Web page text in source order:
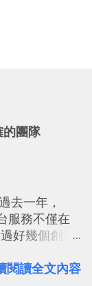
的團隊
去一年，
服務不僅在
好幾個創業
？它是不是
閱讀全文內容